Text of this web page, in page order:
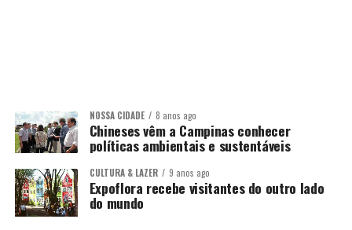
NOSSA CIDADE 8 anos ago
Chineses vêm a Campinas conhecer
políticas ambientais e sustentáveis
CULTURA & LAZER 9 anos ago
Expoflora recebe visitantes do outro lado
do mundo